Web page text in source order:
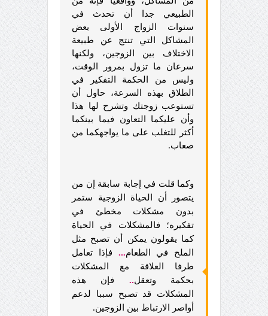
الطبيعي جدا أن تحدث في
سنوات الزواج الأولى بعض
المشاكل التي تنتج عن طبيعة
الاختلاف بين الزوجين، ولكنها
سرعان ما تزول بمرور الوقت،
وليس من الحكمة التفكير في
الطلاق بهذه السرعة، حاول أن
تستوعب زوجتك وتشرح لها هذا
وأن عليكما التعاون فيما بينكما
أكثر للتغلب على ما يواجهكما من
صعاب.
وكما قلت في إجابة سابقة إن من
يتصور أن الحياة الزوجية ستمر
بدون مشكلات مخطئ في
تفكيره؛ فالمشكلات في الحياة
كما يقولون يمكن أن تصبح مثل
الملح في الطعام...
فإذا تعامل
طرفا
العلاقة مع المشكلات
بحكمة وتعقل..
فإن هذه
المشكلات قد تصبح سببا لدعم
أواصر الارتباط بين الزوجين.